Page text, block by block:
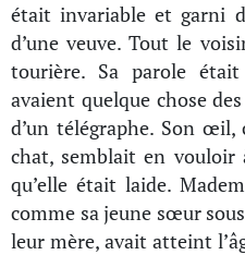
était invariable et garni
d’une veuve. Tout le
tourière. Sa parole
avaient quelque chose
d’un télégraphe. Son œil,
chat, semblait en
qu’elle était laide.
comme sa jeune sœur
leur mère, avait atteint